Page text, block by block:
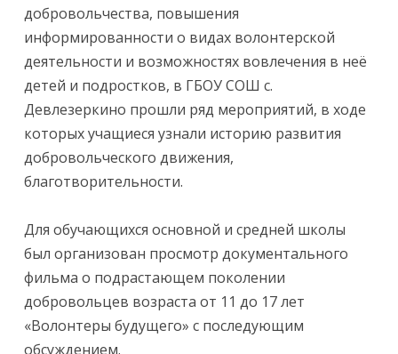
добровольчества, повышения
информированности о видах волонтерской
деятельности и возможностях вовлечения в неё
детей и подростков, в ГБОУ СОШ с.
Девлезеркино прошли ряд мероприятий, в ходе
которых учащиеся узнали историю развития
добровольческого движения,
благотворительности.
Для обучающихся основной и средней школы
был организован просмотр документального
фильма о подрастающем поколении
добровольцев возраста от 11 до 17 лет
«Волонтеры будущего» с последующим
обсуждением.